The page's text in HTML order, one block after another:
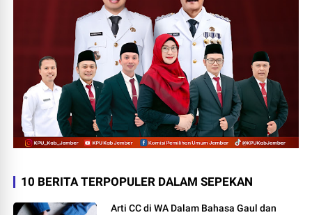
10 BERITA TERPOPULER DALAM SEPEKAN
Arti CC di WA Dalam Bahasa Gaul dan